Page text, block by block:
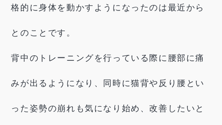
格的に身体を動かすようになったのは最近から
とのことです。
背中のトレーニングを行っている際に腰部に痛
みが出るようになり、同時に猫背や反り腰とい
った姿勢の崩れも気になり始め、改善したいと